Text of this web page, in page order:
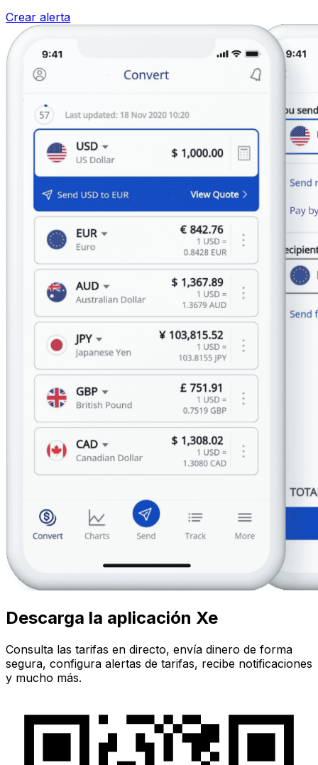
Crear alerta
Descarga la aplicación Xe
Consulta las tarifas en directo, envía dinero de forma
segura, configura alertas de tarifas, recibe notificaciones
y mucho más.